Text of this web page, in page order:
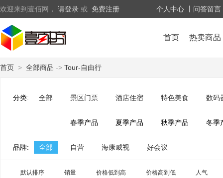
欢迎来到壹佰网， 请登录 或 免费注册 个人中心 丨问答留言
首页 热卖商品
首页 > 全部商品 -> Tour-自由行
分类: 全部 景区门票 酒店住宿 特色美食 数码
春季产品 夏季产品 秋季产品 冬季
品牌: 全部 自营 海康威视 好会议
默认排序 销量 价格低到高 价格高到低 人气